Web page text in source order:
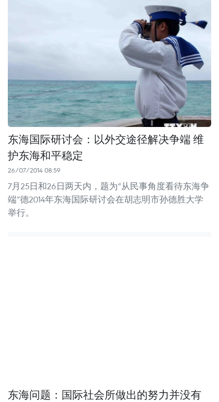
东海国际研讨会：以外交途径解决争端 维
护东海和平稳定
26/07/2014 08:59
7月25日和26日两天内，题为“从民事角度看待东海争
端”德2014年东海国际研讨会在胡志明市孙德胜大学
举行。
东海问题：国际社会所做出的努力并没有